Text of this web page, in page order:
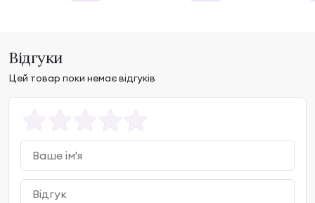
Відгуки
Цей товар поки немає відгуків